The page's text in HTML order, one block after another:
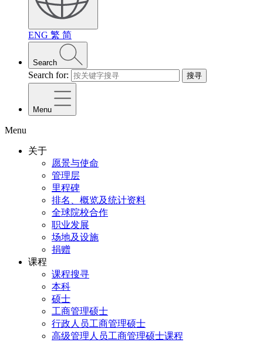
ENG 繁 简
Search
Search for: 搜寻
Menu
Menu
关于
愿景与使命
管理层
里程碑
排名、概览及统计资料
全球院校合作
职业发展
场地及设施
捐赠
课程
课程搜寻
本科
硕士
工商管理硕士
行政人员工商管理硕士
高级管理人员工商管理硕士课程